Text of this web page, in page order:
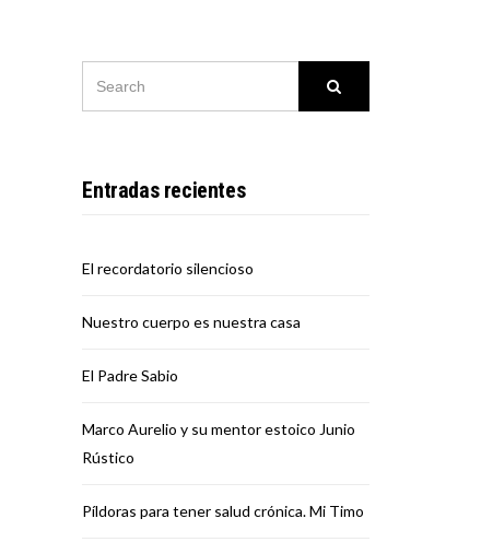
Entradas recientes
El recordatorio silencioso
Nuestro cuerpo es nuestra casa
El Padre Sabio
Marco Aurelio y su mentor estoico Junio
Rústico
Píldoras para tener salud crónica. Mi Timo